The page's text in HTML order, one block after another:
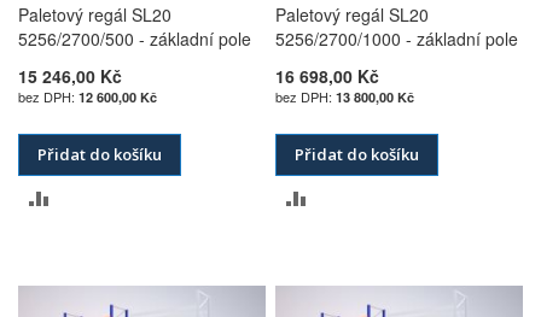
Paletový regál SL20
5256/2700/500 - základní pole
15 246,00 Kč
12 600,00 Kč
Přidat do košíku
POROVNÁNÍ
Paletový regál SL20
5256/2700/1000 - základní pole
16 698,00 Kč
13 800,00 Kč
Přidat do košíku
POROVNÁNÍ